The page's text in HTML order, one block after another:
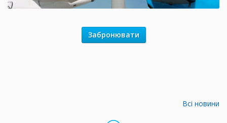
Забронювати
Всі новини